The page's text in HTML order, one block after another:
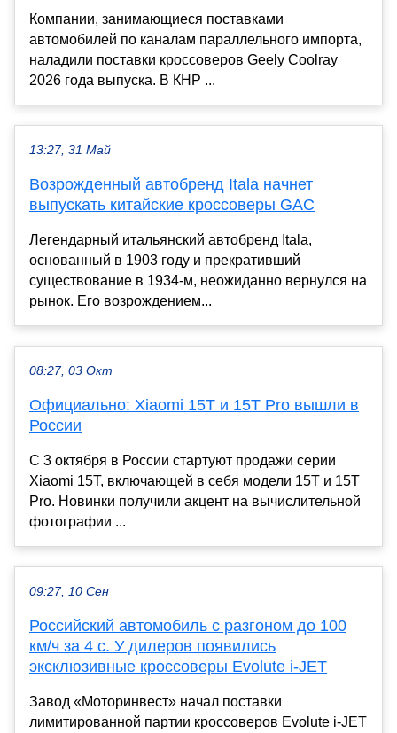
Компании, занимающиеся поставками
автомобилей по каналам параллельного импорта,
наладили поставки кроссоверов Geely Coolray
2026 года выпуска. В КНР ...
13:27, 31 Май
Возрожденный автобренд Itala начнет
выпускать китайские кроссоверы GAC
Легендарный итальянский автобренд Itala,
основанный в 1903 году и прекративший
существование в 1934-м, неожиданно вернулся на
рынок. Его возрождением...
08:27, 03 Окт
Официально: Xiaomi 15T и 15T Pro вышли в
России
С 3 октября в России стартуют продажи серии
Xiaomi 15T, включающей в себя модели 15T и 15T
Pro. Новинки получили акцент на вычислительной
фотографии ...
09:27, 10 Сен
Российский автомобиль с разгоном до 100
км/ч за 4 с. У дилеров появились
эксклюзивные кроссоверы Evolute i-JET
Завод «Моторинвест» начал поставки
лимитированной партии кроссоверов Evolute i-JET